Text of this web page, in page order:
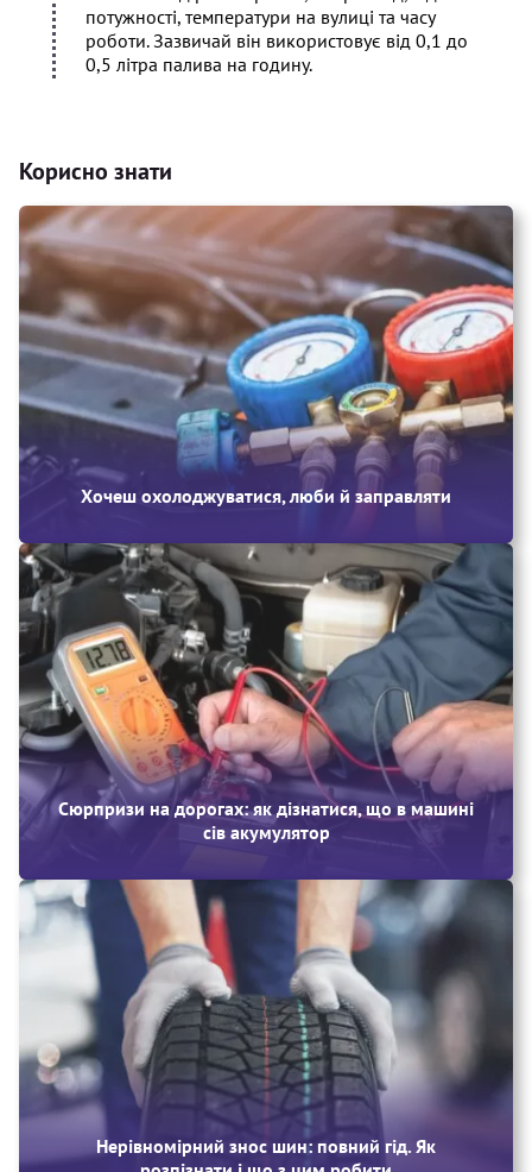
потужності, температури на вулиці та часу
роботи. Зазвичай він використовує від 0,1 до
0,5 літра палива на годину.
Корисно знати
Хочеш охолоджуватися, люби й заправляти
Сюрпризи на дорогах: як дізнатися, що в машині
сів акумулятор
Нерівномірний знос шин: повний гід. Як